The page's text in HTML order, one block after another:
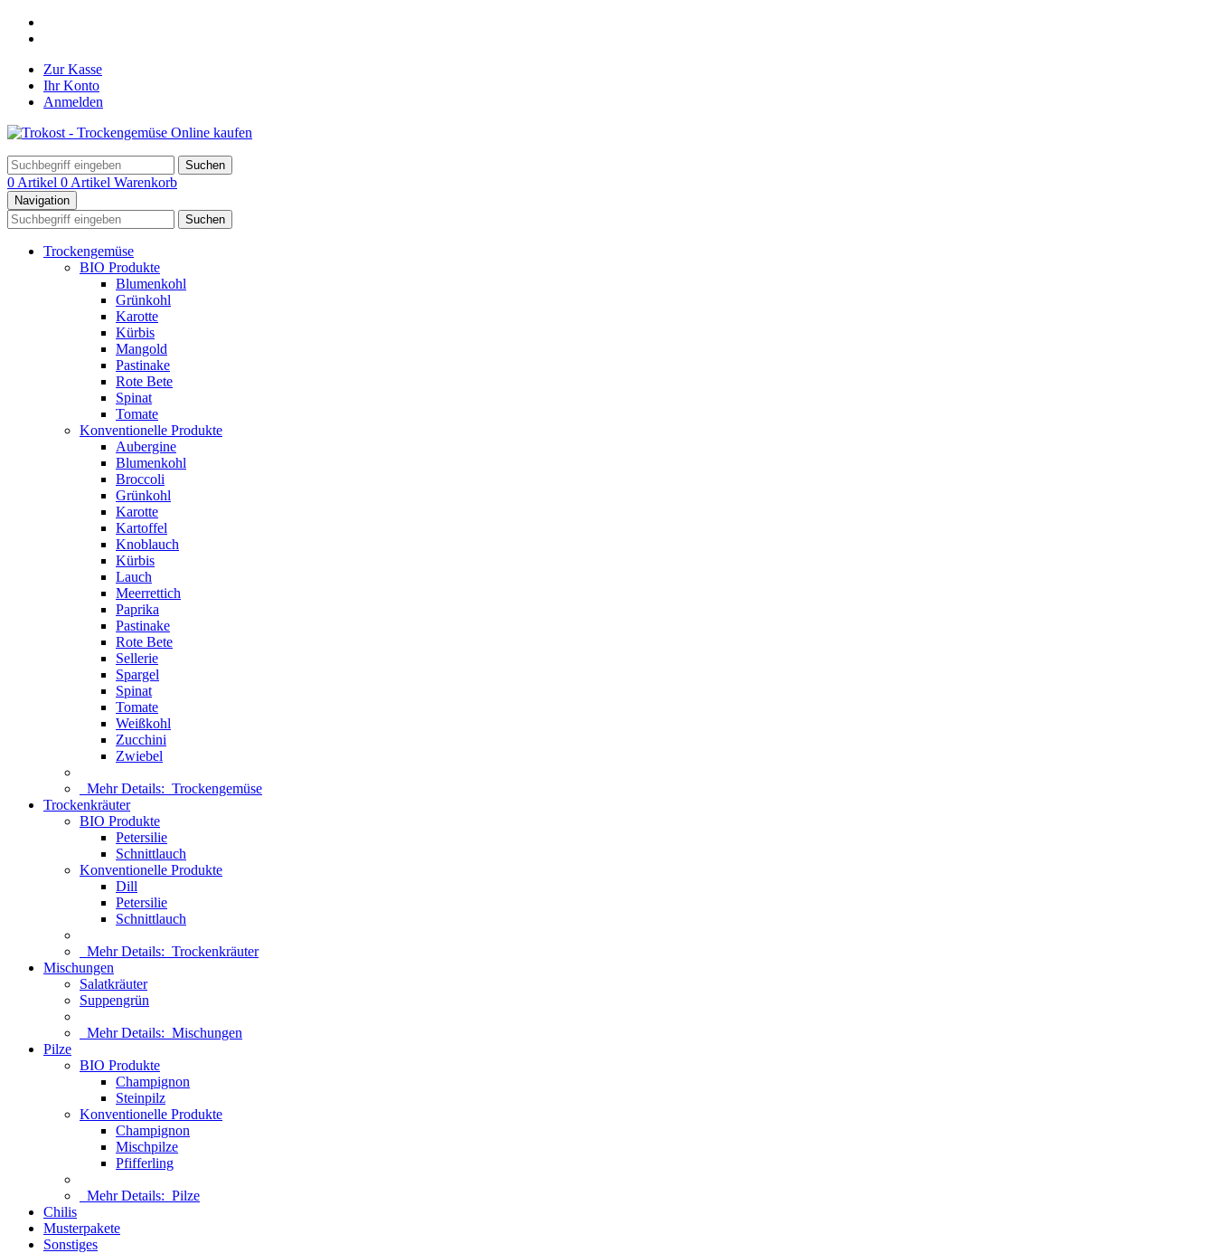
Zur Kasse
Ihr Konto
Anmelden
Suchen
0 Artikel 0 Artikel Warenkorb
Navigation
Suchen
Trockengemüse
BIO Produkte
Blumenkohl
Grünkohl
Karotte
Kürbis
Mangold
Pastinake
Rote Bete
Spinat
Tomate
Konventionelle Produkte
Aubergine
Blumenkohl
Broccoli
Grünkohl
Karotte
Kartoffel
Knoblauch
Kürbis
Lauch
Meerrettich
Paprika
Pastinake
Rote Bete
Sellerie
Spargel
Spinat
Tomate
Weißkohl
Zucchini
Zwiebel
Mehr Details: Trockengemüse
Trockenkräuter
BIO Produkte
Petersilie
Schnittlauch
Konventionelle Produkte
Dill
Petersilie
Schnittlauch
Mehr Details: Trockenkräuter
Mischungen
Salatkräuter
Suppengrün
Mehr Details: Mischungen
Pilze
BIO Produkte
Champignon
Steinpilz
Konventionelle Produkte
Champignon
Mischpilze
Pfifferling
Mehr Details: Pilze
Chilis
Musterpakete
Sonstiges